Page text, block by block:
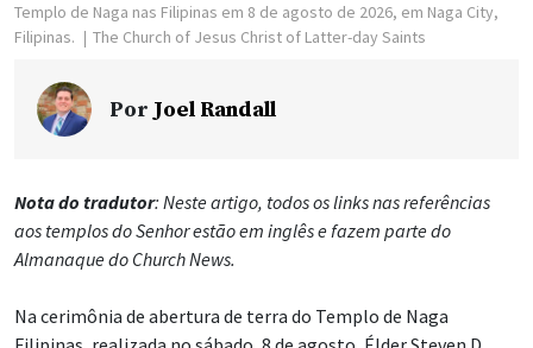
Templo de Naga nas Filipinas em 8 de agosto de 2026, em Naga City,
Filipinas.
The Church of Jesus Christ of Latter-day Saints
Por Joel Randall
Nota do tradutor: Neste artigo, todos os links nas referências
aos templos do Senhor estão em inglês e fazem parte do
Almanaque do Church News.
Na cerimônia de abertura de terra do Templo de Naga